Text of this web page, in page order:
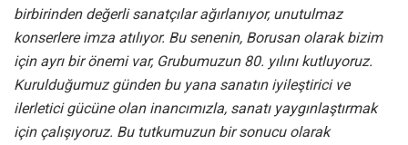
birbirinden değerli sanatçılar ağırlanıyor, unutulmaz
konserlere imza atılıyor. Bu senenin, Borusan olarak bizim
için ayrı bir önemi var, Grubumuzun 80. yılını kutluyoruz.
Kurulduğumuz günden bu yana sanatın iyileştirici ve
ilerletici gücüne olan inancımızla, sanatı yaygınlaştırmak
için çalışıyoruz. Bu tutkumuzun bir sonucu olarak